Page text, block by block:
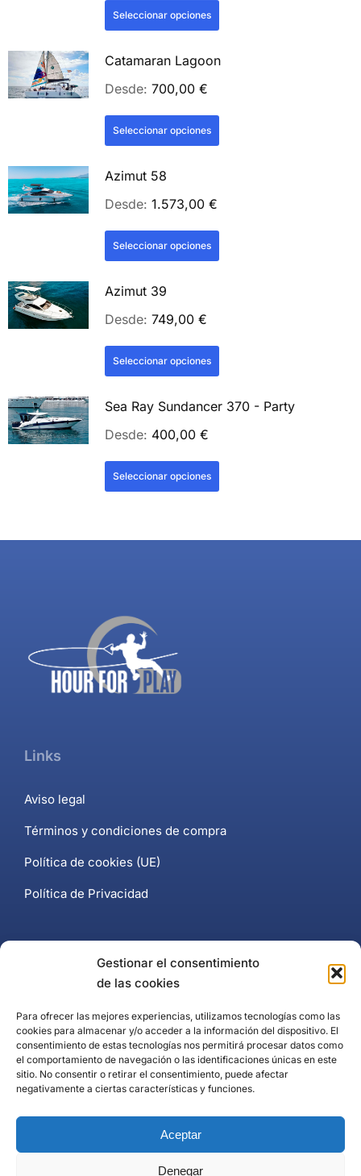
Gestionar el consentimiento
de las cookies
Para ofrecer las mejores experiencias, utilizamos tecnologías como las
cookies para almacenar y/o acceder a la información del dispositivo. El
consentimiento de estas tecnologías nos permitirá procesar datos como
el comportamiento de navegación o las identificaciones únicas en este
sitio. No consentir o retirar el consentimiento, puede afectar
negativamente a ciertas características y funciones.
Aceptar
Denegar
Seleccionar opciones
Catamaran Lagoon
Desde: 700,00 €
Seleccionar opciones
Azimut 58
Desde: 1.573,00 €
Seleccionar opciones
Azimut 39
Desde: 749,00 €
Seleccionar opciones
Sea Ray Sundancer 370 - Party
Desde: 400,00 €
Seleccionar opciones
Links
Aviso legal
Términos y condiciones de compra
Política de cookies (UE)
Política de Privacidad
Página de contacto
Puerto Banús, Marbella